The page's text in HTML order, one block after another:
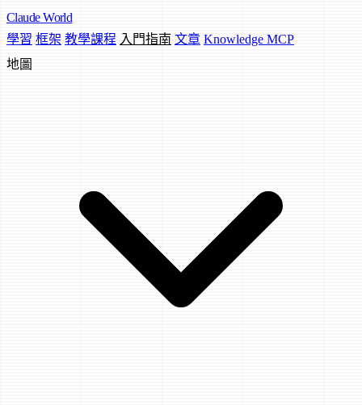
Claude World
學習 框架 教學課程 入門指南 文章 Knowledge MCP
地圖